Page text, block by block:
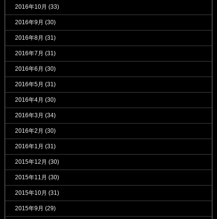
2016年10月 (33)
2016年9月 (30)
2016年8月 (31)
2016年7月 (31)
2016年6月 (30)
2016年5月 (31)
2016年4月 (30)
2016年3月 (34)
2016年2月 (30)
2016年1月 (31)
2015年12月 (30)
2015年11月 (30)
2015年10月 (31)
2015年9月 (29)